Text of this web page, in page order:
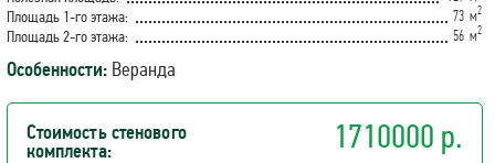
Площадь 1-го этажа: 73 м2
Площадь 2-го этажа: 56 м2
Особенности: Веранда
Стоимость стенового
комплекта:
1710000 р.